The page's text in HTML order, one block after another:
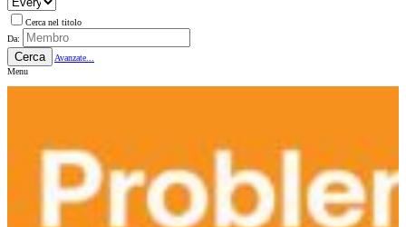
Cerca nel titolo
Da:
Cerca
Avanzate...
Menu